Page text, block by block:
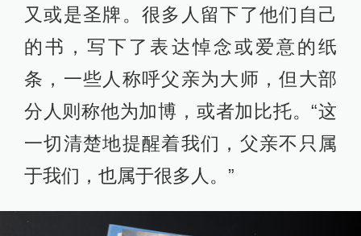
又或是圣牌。很多人留下了他们自己
的书，写下了表达悼念或爱意的纸
条，一些人称呼父亲为大师，但大部
分人则称他为加博，或者加比托。“这
一切清楚地提醒着我们，父亲不只属
于我们，也属于很多人。”